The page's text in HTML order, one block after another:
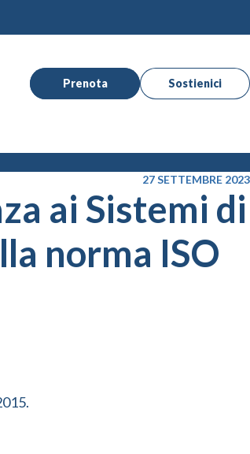
Prenota Sostienici
27 SETTEMBRE 2023
ai Sistemi di
norma ISO